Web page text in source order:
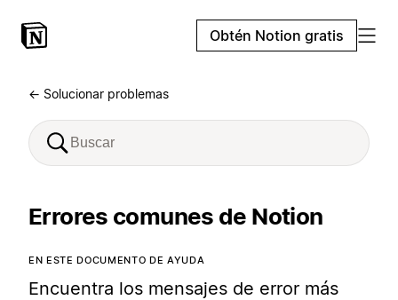
Obtén Notion gratis
← Solucionar problemas
Errores comunes de Notion
EN ESTE DOCUMENTO DE AYUDA
Encuentra los mensajes de error más